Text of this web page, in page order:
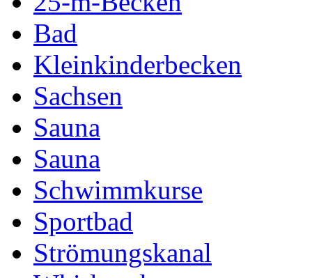
Bad
Kleinkinderbecken
Sachsen
Sauna
Sauna
Schwimmkurse
Sportbad
Strömungskanal